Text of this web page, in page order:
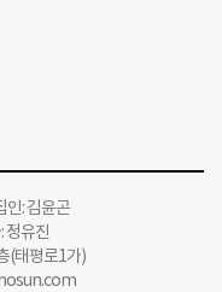
인: 김윤곤
정유진
(태평로1가)